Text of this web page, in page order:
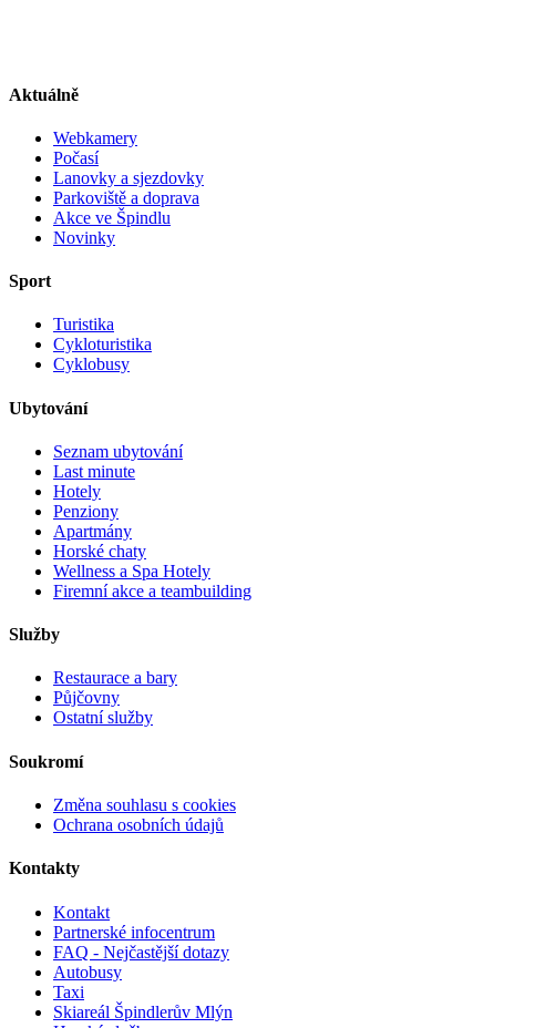
Aktuálně
Webkamery
Počasí
Lanovky a sjezdovky
Parkoviště a doprava
Akce ve Špindlu
Novinky
Sport
Turistika
Cykloturistika
Cyklobusy
Ubytování
Seznam ubytování
Last minute
Hotely
Penziony
Apartmány
Horské chaty
Wellness a Spa Hotely
Firemní akce a teambuilding
Služby
Restaurace a bary
Půjčovny
Ostatní služby
Soukromí
Změna souhlasu s cookies
Ochrana osobních údajů
Kontakty
Kontakt
Partnerské infocentrum
FAQ - Nejčastější dotazy
Autobusy
Taxi
Skiareál Špindlerův Mlýn